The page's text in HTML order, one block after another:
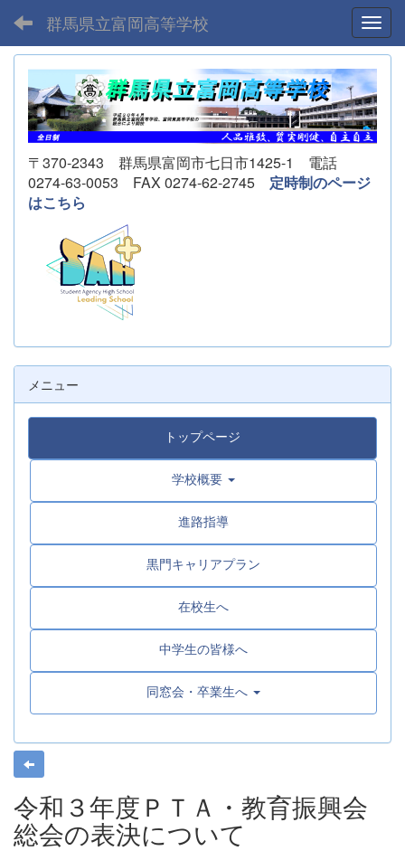
群馬県立富岡高等学校
〒370-2343 群馬県富岡市七日市1425-1 電話
0274-63-0053 FAX 0274-62-2745 定時制のページ
はこちら
メニュー
トップページ
学校概要
進路指導
黒門キャリアプラン
在校生へ
中学生の皆様へ
同窓会・卒業生へ
令和３年度ＰＴＡ・教育振興会
総会の表決について